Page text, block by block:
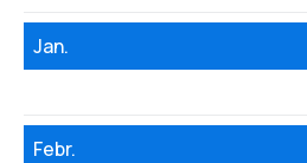
Jan.
Febr.